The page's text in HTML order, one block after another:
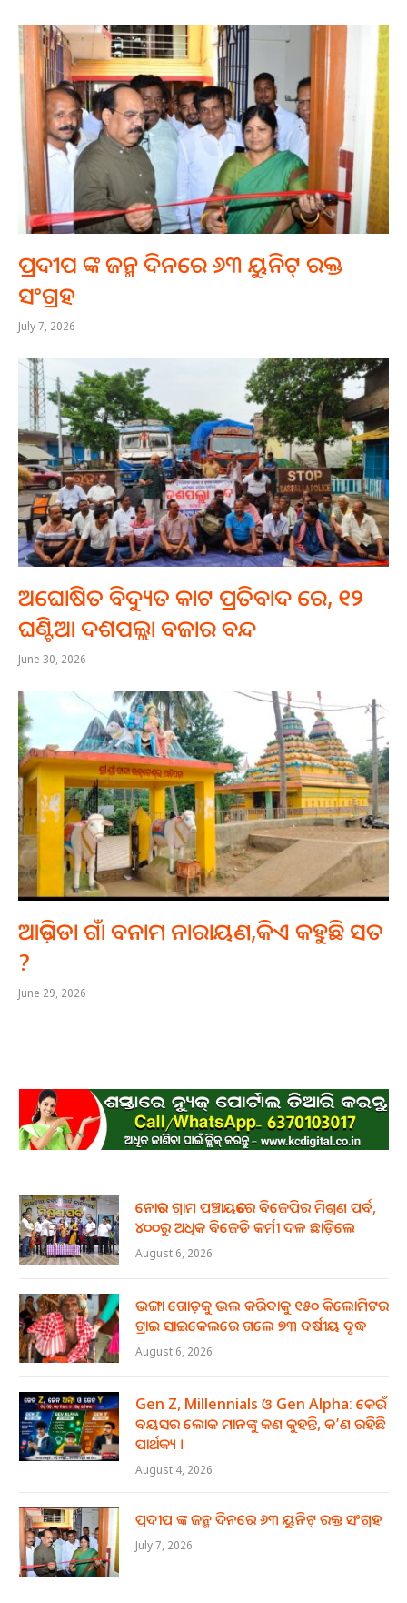
ପ୍ରଦୀପ ଙ୍କ ଜନ୍ମ ଦିନରେ ୬୩ ୟୁନିଟ୍ ରକ୍ତ
ସଂଗ୍ରହ
July 7, 2026
ଅଘୋଷିତ ବିଦ୍ୟୁତ କାଟ ପ୍ରତିବାଦ ରେ, ୧୨
ଘଣ୍ଟିଆ ଦଶପଲ୍ଲା ବଜାର ବନ୍ଦ
June 30, 2026
ଆଡ଼ିପଡା ଗାଁ ବନାମ ନାରାୟଣ,କିଏ କହୁଛି ସତ
?
June 29, 2026
ନୋତର ଗ୍ରାମ ପଞ୍ଚାୟତରେ ବିଜେପିର ମିଶ୍ରଣ ପର୍ବ,
୪୦୦ରୁ ଅଧିକ ବିଜେଡି କର୍ମୀ ଦଳ ଛାଡ଼ିଲେ
August 6, 2026
ଭଙ୍ଗା ଗୋଡ଼କୁ ଭଲ କରିବାକୁ ୧୫୦ କିଲୋମିଟର
ଟ୍ରାଇ ସାଇକେଲରେ ଗଲେ ୭୩ ବର୍ଷୀୟ ବୃଦ୍ଧ
August 6, 2026
Gen Z, Millennials ଓ Gen Alpha: କେଉଁ
ବୟସର ଲୋକ ମାନଙ୍କୁ କଣ କୁହନ୍ତି, କ’ଣ ରହିଛି
ପାର୍ଥକ୍ୟ ।
August 4, 2026
ପ୍ରଦୀପ ଙ୍କ ଜନ୍ମ ଦିନରେ ୬୩ ୟୁନିଟ୍ ରକ୍ତ ସଂଗ୍ରହ
July 7, 2026